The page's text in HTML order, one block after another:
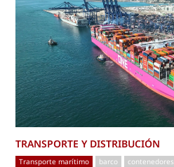
TRANSPORTE Y DISTRIBUCIÓN
Transporte marítimo barco contenedores